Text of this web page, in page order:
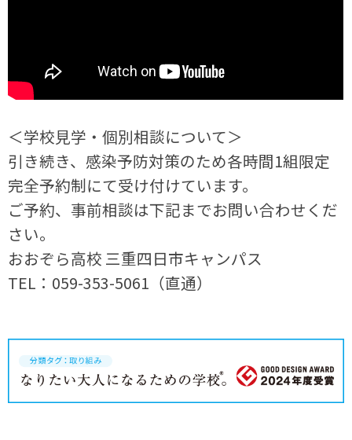
＜学校見学・個別相談について＞
引き続き、感染予防対策のため各時間1組限定
完全予約制にて受け付けています。
ご予約、事前相談は下記までお問い合わせくだ
さい。
おおぞら高校 三重四日市キャンパス
TEL：059-353-5061（直通）